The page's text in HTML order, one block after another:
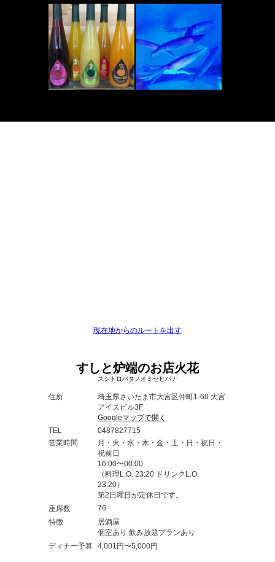
現在地からのルートを出す
すしと炉端のお店火花
スシトロバタノオミセヒバナ
住所
埼玉県さいたま市大宮区仲町1-60 大宮
アイスビル3F
Googleマップで開く
TEL
0487827715
営業時間
月・火・水・木・金・土・日・祝日・
祝前日
16:00〜00:00
（料理L.O. 23:20 ドリンクL.O.
23:20）
第2日曜日が定休日です。
座席数
76
特徴
居酒屋
個室あり 飲み放題プランあり
ディナー予算 4,001円〜5,000円